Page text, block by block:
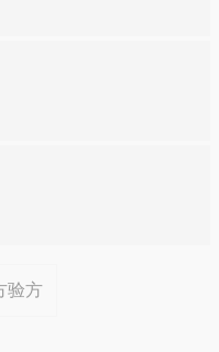
蒜末。锅置火上，放油
蒜末煸出香味，加料
，倒入碗里，上笼蒸至
味精、蒜末烧开，用水
油，洗在牛肉上，撒
验方